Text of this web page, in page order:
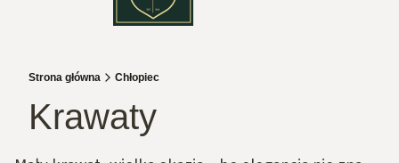
Strona główna Chłopiec
Krawaty